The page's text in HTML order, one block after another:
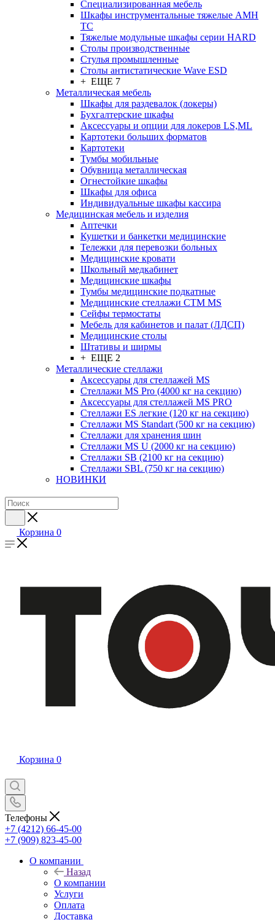
Cпециализированная мебель
Шкафы инструментальные тяжелые AMH
TC
Тяжелые модульные шкафы серии HARD
Столы производственные
Стулья промышленные
Столы антистатические Wave ESD
+ ЕЩЕ 7
Металлическая мебель
Шкафы для раздевалок (локеры)
Бухгалтерские шкафы
Аксессуары и опции для локеров LS,ML
Картотеки больших форматов
Картотеки
Тумбы мобильные
Обувница металлическая
Огнестойкие шкафы
Шкафы для офиса
Индивидуальные шкафы кассира
Медицинская мебель и изделия
Аптечки
Кушетки и банкетки медицинские
Тележки для перевозки больных
Медицинские кровати
Школьный медкабинет
Медицинские шкафы
Тумбы медицинские подкатные
Медицинские стеллажи CTM MS
Сейфы термостаты
Мебель для кабинетов и палат (ЛДСП)
Медицинские столы
Штативы и ширмы
+ ЕЩЕ 2
Металлические стеллажи
Аксессуары для стеллажей MS
Стеллажи MS Pro (4000 кг на секцию)
Аксессуары для стеллажей MS PRO
Стеллажи ES легкие (120 кг на секцию)
Стеллажи MS Standart (500 кг на секцию)
Стеллажи для хранения шин
Стеллажи MS U (2000 кг на секцию)
Стеллажи SB (2100 кг на секцию)
Стеллажи SBL (750 кг на секцию)
НОВИНКИ
Корзина 0
Корзина 0
Телефоны
+7 (4212) 66-45-00
+7 (909) 823-45-00
О компании
Назад
О компании
Услуги
Оплата
Доставка